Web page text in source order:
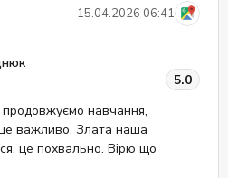
15.04.2026 06:41
5.0
навчання,
важливо, Злата наша
це похвально. Вірю що